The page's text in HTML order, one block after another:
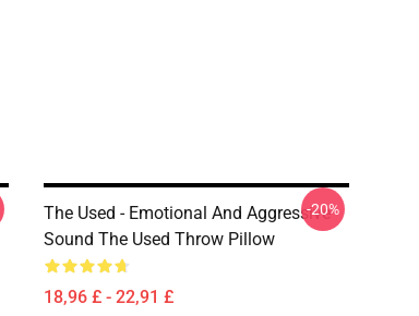
The Used - Emotional And Aggressive
Sound The Used Throw Pillow
18,96 £ - 22,91 £
-20%